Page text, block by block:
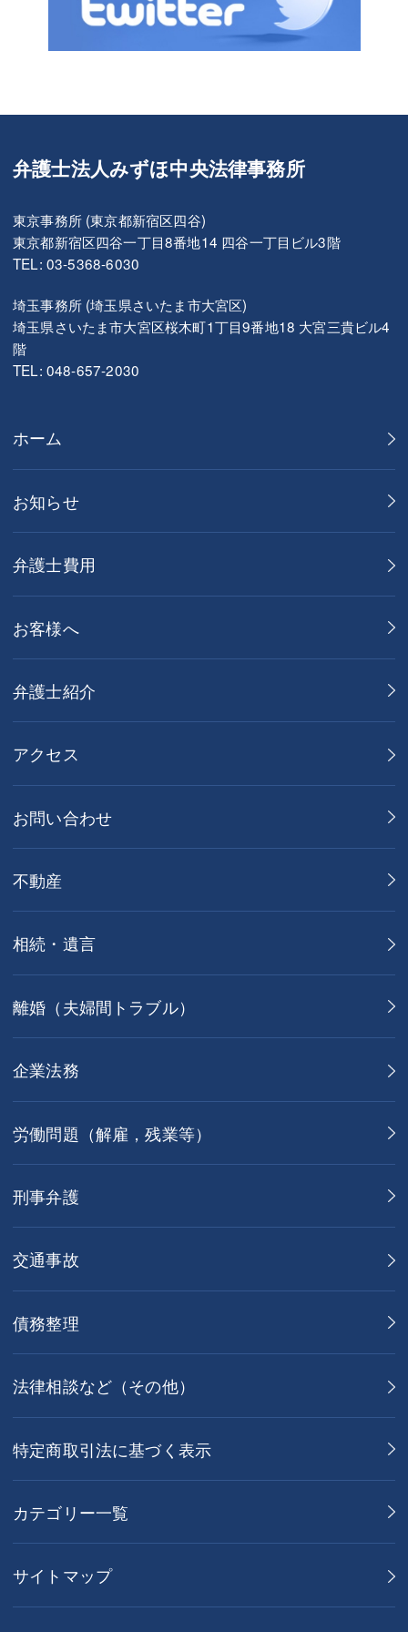
弁護士法人みずほ中央法律事務所
東京事務所 (東京都新宿区四谷)
東京都新宿区四谷一丁目8番地14 四谷一丁目ビル3階
TEL: 03-5368-6030
埼玉事務所 (埼玉県さいたま市大宮区)
埼玉県さいたま市大宮区桜木町1丁目9番地18 大宮三貴ビル4
階
TEL: 048-657-2030
ホーム
お知らせ
弁護士費用
お客様へ
弁護士紹介
アクセス
お問い合わせ
不動産
相続・遺言
離婚（夫婦間トラブル）
企業法務
労働問題（解雇，残業等）
刑事弁護
交通事故
債務整理
法律相談など（その他）
特定商取引法に基づく表示
カテゴリー一覧
サイトマップ